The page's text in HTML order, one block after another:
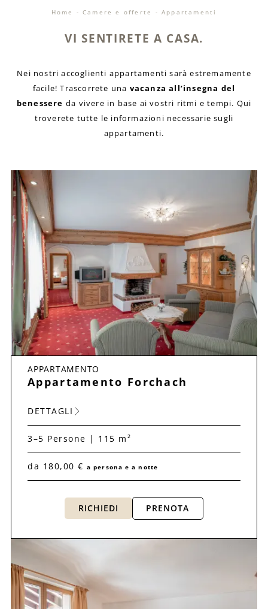
Home -Camere e offerte - Appartamenti
VI SENTIRETE A CASA.
Nei nostri accoglienti appartamenti sarà estremamente
facile! Trascorrete una vacanza all’insegna del
benessere da vivere in base ai vostri ritmi e tempi. Qui
troverete tutte le informazioni necessarie sugli
appartamenti.
APPARTAMENTO
Appartamento Forchach
DETTAGLI
3–5 Persone | 115 m²
da 180,00 €a persona e a notte
RICHIEDI PRENOTA